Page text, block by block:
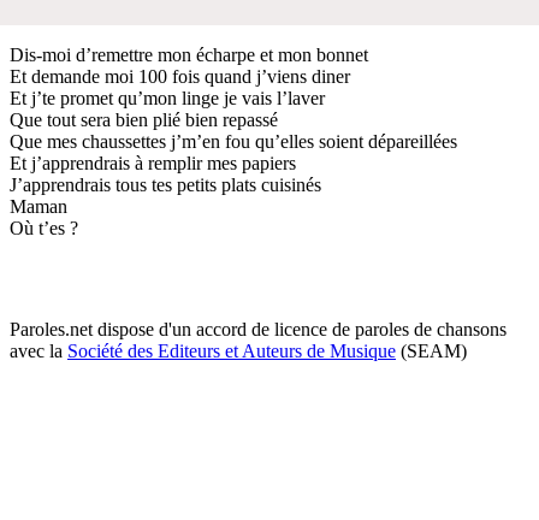
Dis-moi d’remettre mon écharpe et mon bonnet
Et demande moi 100 fois quand j’viens diner
Et j’te promet qu’mon linge je vais l’laver
Que tout sera bien plié bien repassé
Que mes chaussettes j’m’en fou qu’elles soient dépareillées
Et j’apprendrais à remplir mes papiers
J’apprendrais tous tes petits plats cuisinés
Maman
Où t’es ?
Paroles.net dispose d'un accord de licence de paroles de chansons
avec la Société des Editeurs et Auteurs de Musique (SEAM)